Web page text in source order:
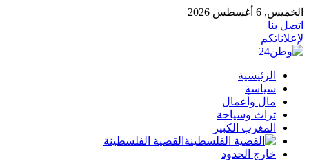
الخميس, 6 أغسطس 2026
اتصل بنا
لإعلاناتكم
الرئيسية
سياسة
مال وأعمال
تراث وسياحة
المغرب الكبير
القضية الفلسطينة
خارج الحدود